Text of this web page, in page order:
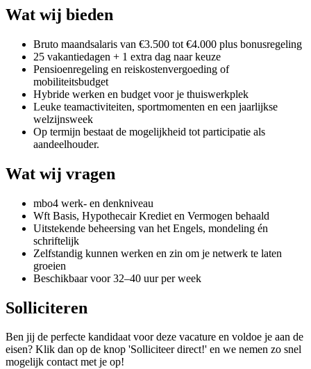
Wat wij bieden
Bruto maandsalaris van €3.500 tot €4.000 plus bonusregeling
25 vakantiedagen + 1 extra dag naar keuze
Pensioenregeling en reiskostenvergoeding of
mobiliteitsbudget
Hybride werken en budget voor je thuiswerkplek
Leuke teamactiviteiten, sportmomenten en een jaarlijkse
welzijnsweek
Op termijn bestaat de mogelijkheid tot participatie als
aandeelhouder.
Wat wij vragen
mbo4 werk- en denkniveau
Wft Basis, Hypothecair Krediet en Vermogen behaald
Uitstekende beheersing van het Engels, mondeling én
schriftelijk
Zelfstandig kunnen werken en zin om je netwerk te laten
groeien
Beschikbaar voor 32–40 uur per week
Solliciteren
Ben jij de perfecte kandidaat voor deze vacature en voldoe je aan de
eisen? Klik dan op de knop 'Solliciteer direct!' en we nemen zo snel
mogelijk contact met je op!